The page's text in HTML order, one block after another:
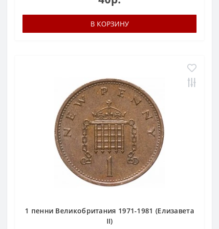
В КОРЗИНУ
1 пенни Великобритания 1971-1981 (Елизавета
II)